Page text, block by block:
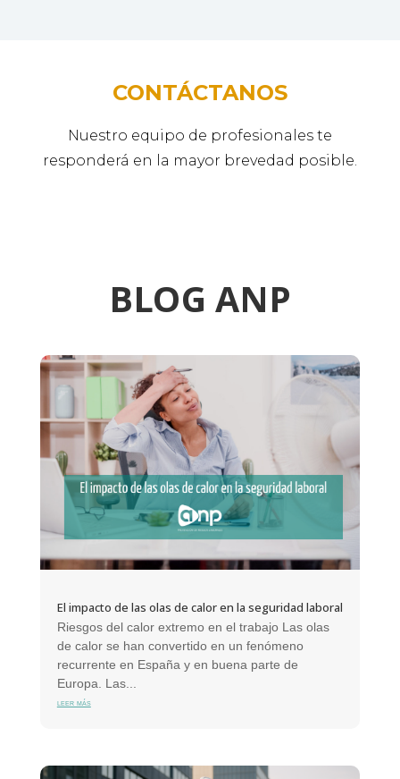
CONTÁCTANOS
Nuestro equipo de profesionales te
responderá en la mayor brevedad posible.
BLOG ANP
El impacto de las olas de calor en la seguridad laboral
Riesgos del calor extremo en el trabajo Las olas
de calor se han convertido en un fenómeno
recurrente en España y en buena parte de
Europa. Las...
leer más